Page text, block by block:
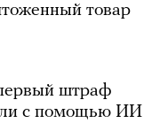
товар
штраф
с помощью ИИ